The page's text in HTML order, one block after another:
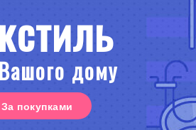
дому
За покупками